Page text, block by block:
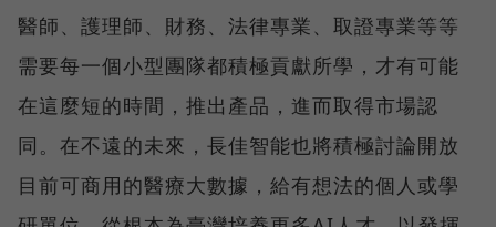
醫師、護理師、財務、法律專業、取證專業等等
需要每一個小型團隊都積極貢獻所學，才有可能
在這麼短的時間，推出產品，進而取得市場認
同。在不遠的未來，長佳智能也將積極討論開放
目前可商用的醫療大數據，給有想法的個人或學